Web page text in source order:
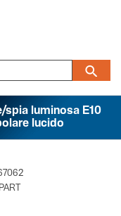
spia luminosa E10
lucido